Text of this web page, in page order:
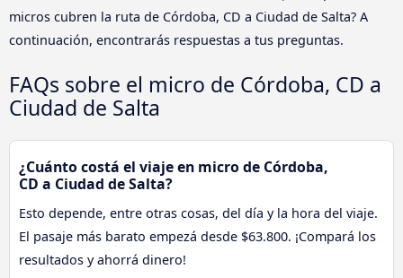
micros cubren la ruta de Córdoba, CD a Ciudad de Salta? A
continuación, encontrarás respuestas a tus preguntas.
FAQs sobre el micro de Córdoba, CD a
Ciudad de Salta
¿Cuánto costá el viaje en micro de Córdoba,
CD a Ciudad de Salta?
Esto depende, entre otras cosas, del día y la hora del viaje.
El pasaje más barato empezá desde $63.800. ¡Compará los
resultados y ahorrá dinero!